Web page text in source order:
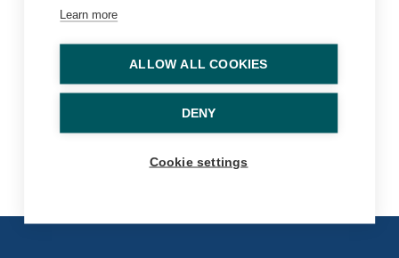
E-post
En engångskod för inloggning skickas till din e-
Learn more
ALLOW ALL COOKIES
DENY
Cookie settings